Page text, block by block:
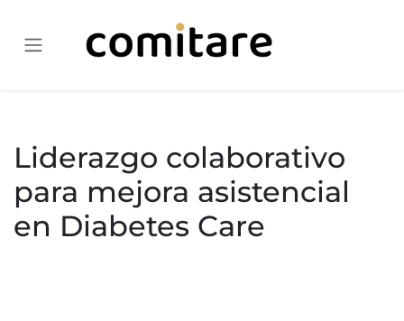
Liderazgo colaborativo
para mejora asistencial
en Diabetes Care